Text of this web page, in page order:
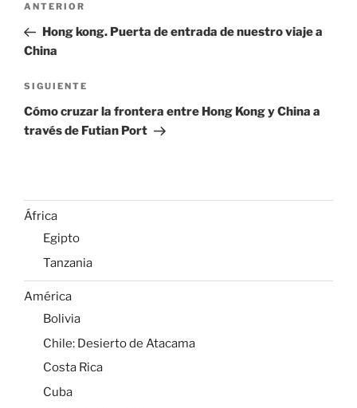
entradas
Entrada
anterior:
ANTERIOR
Hong kong. Puerta de entrada de nuestro viaje a
China
Siguiente
entrada
SIGUIENTE
Cómo cruzar la frontera entre Hong Kong y China a
través de Futian Port
África
Egipto
Tanzania
América
Bolivia
Chile: Desierto de Atacama
Costa Rica
Cuba